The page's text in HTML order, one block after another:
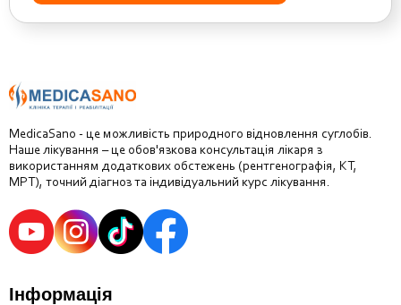
MedicaSano - це можливість природного відновлення суглобів.
Наше лікування – це обов'язкова консультація лікаря з
використанням додаткових обстежень (рентгенографія, КТ,
МРТ), точний діагноз та індивідуальний курс лікування.
Інформація